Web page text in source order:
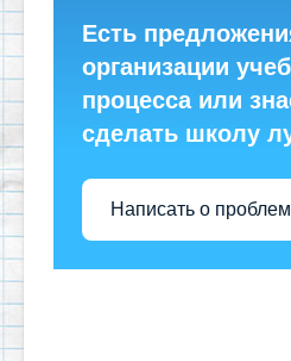
Есть
организации
процесса или
сделать школу
Написать о